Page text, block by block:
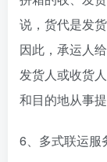
说，货代是发
因此，承运人
发货人或收货
和目的地从事
6、多式联运服